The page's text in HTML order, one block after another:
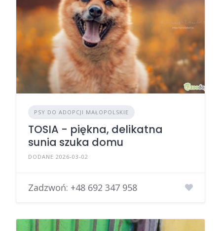
PSY DO ADOPCJI MAŁOPOLSKIE
TOSIA - piękna, delikatna
sunia szuka domu
DODANE 2026-03-02
Zadzwoń: +48 692 347 958